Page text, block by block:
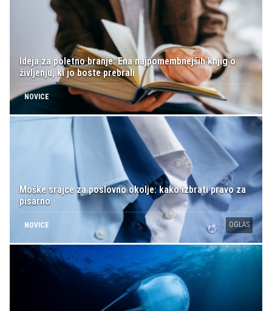
Ideja za poletno branje: Ena najpomembnejših knjig o
življenju, ki jo boste prebrali
NOVICE
Moške srajce za poslovno okolje: kako izbrati pravo za
pisarno
NOVICE OGLAS